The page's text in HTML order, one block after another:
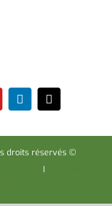
droits réservés ©
I